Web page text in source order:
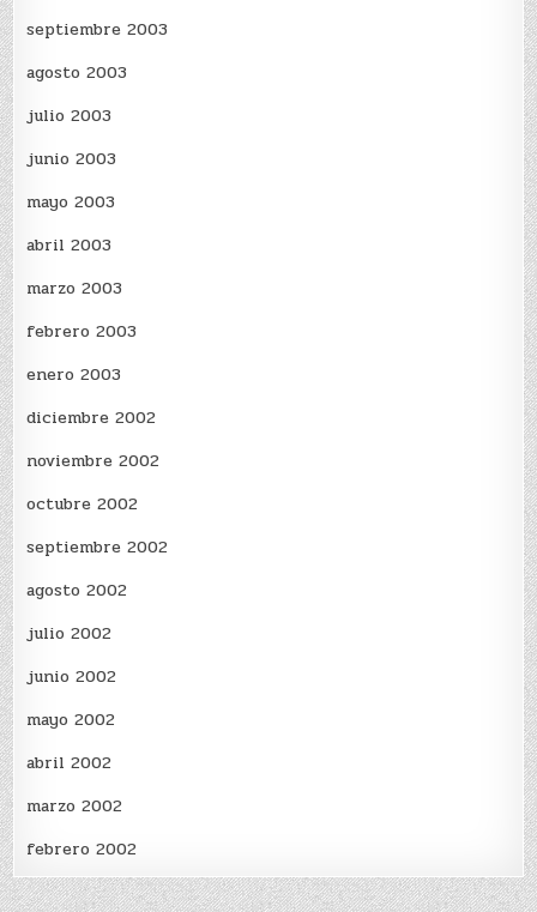
septiembre 2003
agosto 2003
julio 2003
junio 2003
mayo 2003
abril 2003
marzo 2003
febrero 2003
enero 2003
diciembre 2002
noviembre 2002
octubre 2002
septiembre 2002
agosto 2002
julio 2002
junio 2002
mayo 2002
abril 2002
marzo 2002
febrero 2002